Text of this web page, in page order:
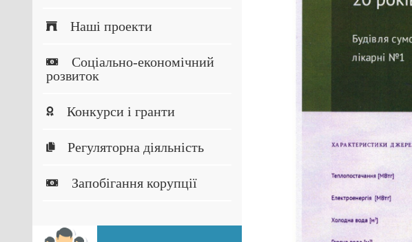
Наші проекти
Соціально-економічний
розвиток
Конкурси і гранти
Регуляторна діяльність
Запобігання корупції